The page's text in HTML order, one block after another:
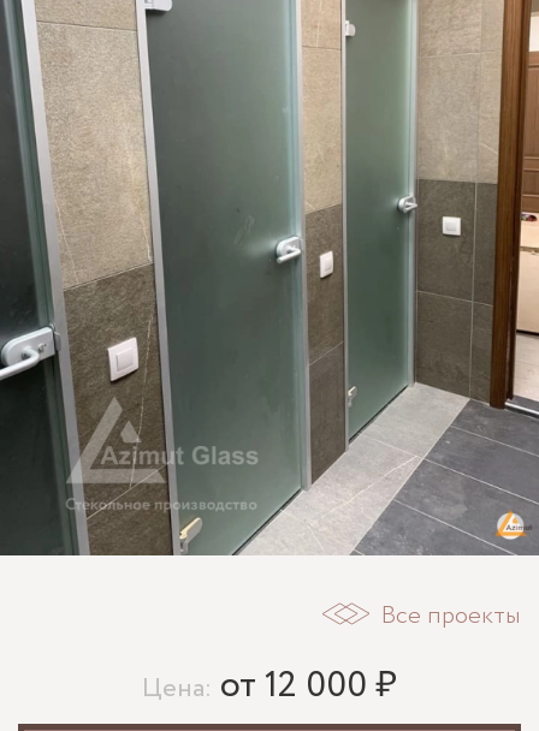
Все проекты
Цена: от 12 000 ₽